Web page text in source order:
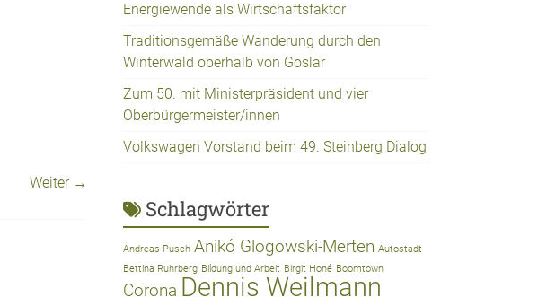
Weiter →
Energiewende als Wirtschaftsfaktor
Traditionsgemäße Wanderung durch den
Winterwald oberhalb von Goslar
Zum 50. mit Ministerpräsident und vier
Oberbürgermeister/innen
Volkswagen Vorstand beim 49. Steinberg Dialog
Schlagwörter
Andreas Pusch Anikó Glogowski-Merten Autostadt
Bettina Ruhrberg Bildung und Arbeit Birgit Honé Boomtown
Corona Dennis Weilmann